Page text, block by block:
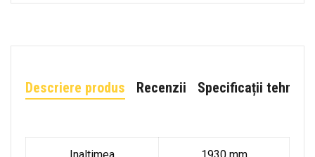
Descriere produs Recenzii Specificații tehnice